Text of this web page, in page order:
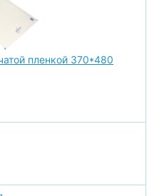
пленкой 370*480